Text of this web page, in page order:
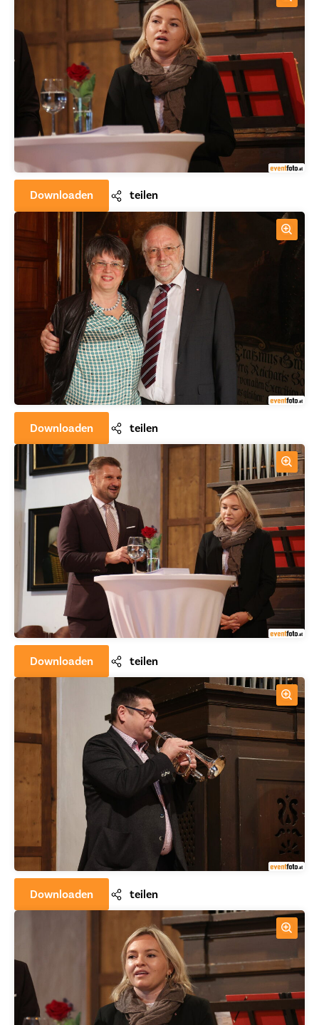
Downloaden teilen
Downloaden teilen
Downloaden teilen
Downloaden teilen